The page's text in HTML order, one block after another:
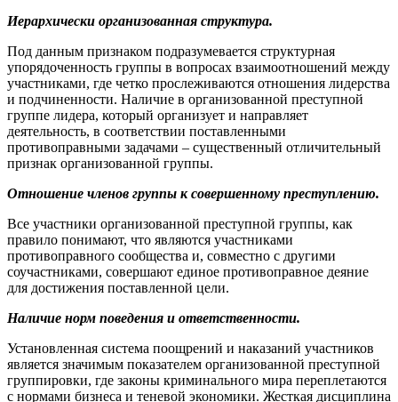
Иерархически организованная структура.
Под данным признаком подразумевается структурная
упорядоченность группы в вопросах взаимоотношений между
участниками, где четко прослеживаются отношения лидерства
и подчиненности. Наличие в организованной преступной
группе лидера, который организует и направляет
деятельность, в соответствии поставленными
противоправными задачами – существенный отличительный
признак организованной группы.
Отношение членов группы к совершенному преступлению.
Все участники организованной преступной группы, как
правило понимают, что являются участниками
противоправного сообщества и, совместно с другими
соучастниками, совершают единое противоправное деяние
для достижения поставленной цели.
Наличие норм поведения и ответственности.
Установленная система поощрений и наказаний участников
является значимым показателем организованной преступной
группировки, где законы криминального мира переплетаются
с нормами бизнеса и теневой экономики. Жесткая дисциплина